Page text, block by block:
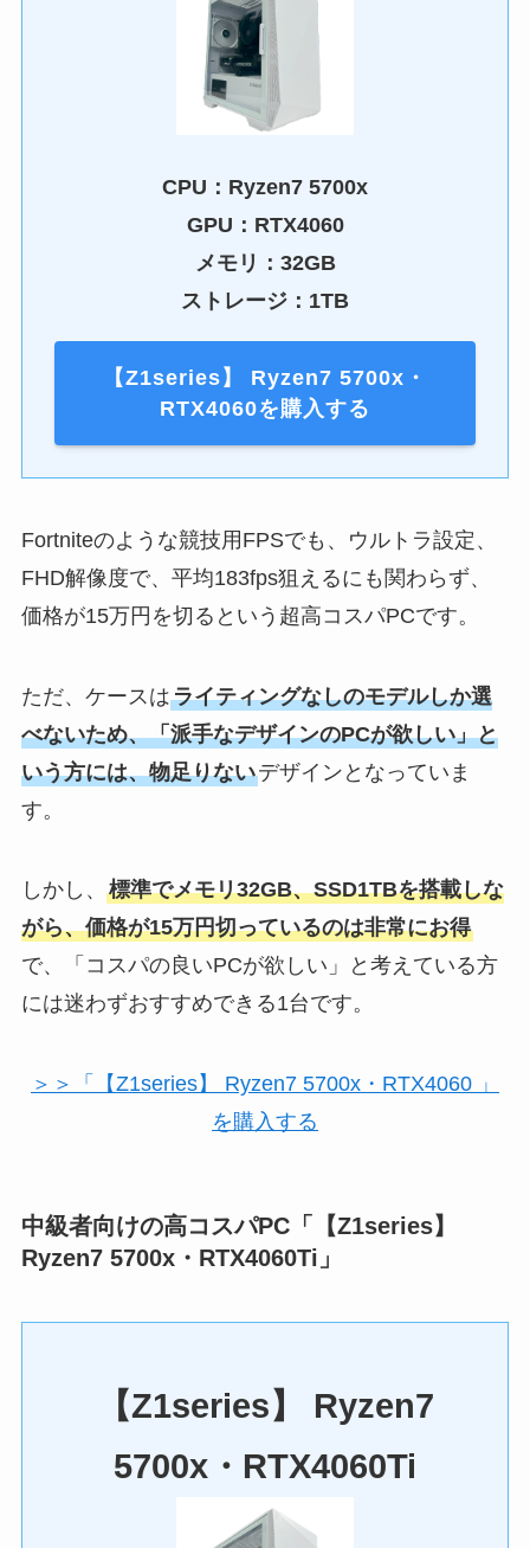
CPU：Ryzen7 5700x
GPU：RTX4060
メモリ：32GB
ストレージ：1TB
【Z1series】 Ryzen7 5700x・
RTX4060を購入する
Fortniteのような競技用FPSでも、ウルトラ設定、
FHD解像度で、平均183fps狙えるにも関わらず、
価格が15万円を切るという超高コスパPCです。
ただ、ケースはライティングなしのモデルしか選
べないため、「派手なデザインのPCが欲しい」と
いう方には、物足りないデザインとなっていま
す。
しかし、 標準でメモリ32GB、SSD1TBを搭載しな
がら、価格が15万円切っているのは非常にお得
で、「コスパの良いPCが欲しい」と考えている方
には迷わずおすすめできる1台です。
＞＞「【Z1series】 Ryzen7 5700x・RTX4060 」
を購入する
中級者向けの高コスパPC「【Z1series】
Ryzen7 5700x・RTX4060Ti」
【Z1series】 Ryzen7
5700x・RTX4060Ti